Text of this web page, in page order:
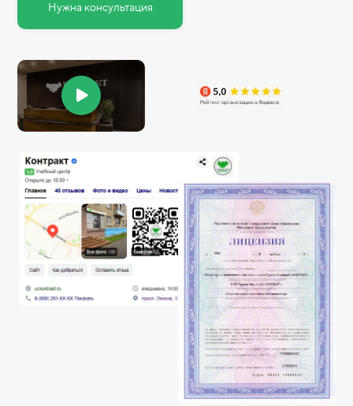
Нужна консультация